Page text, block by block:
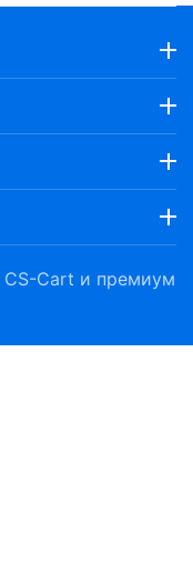
CS-Cart и премиум